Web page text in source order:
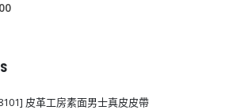
of 5
皮革工房素面男士真皮皮帶